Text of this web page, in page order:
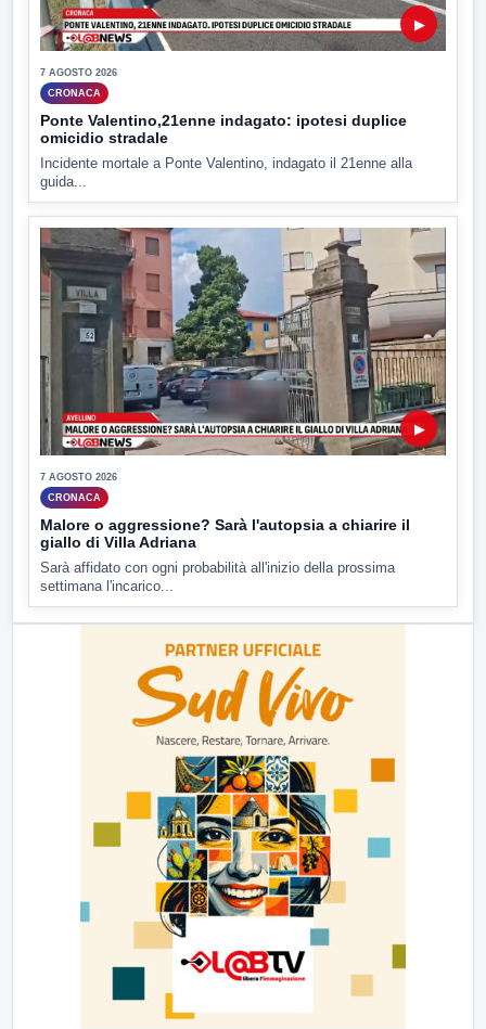
▶
7 AGOSTO 2026
CRONACA
Ponte Valentino,21enne indagato: ipotesi duplice
omicidio stradale
Incidente mortale a Ponte Valentino, indagato il 21enne alla
guida...
▶
7 AGOSTO 2026
CRONACA
Malore o aggressione? Sarà l'autopsia a chiarire il
giallo di Villa Adriana
Sarà affidato con ogni probabilità all'inizio della prossima
settimana l'incarico...